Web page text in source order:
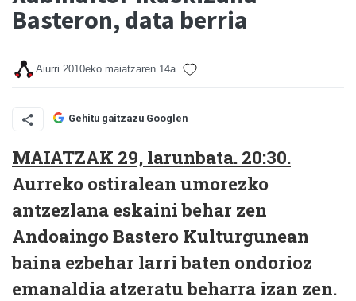
Basteron, data berria
Aiurri 2010eko maiatzaren 14a
Gehitu gaitzazu Googlen
MAIATZAK 29, larunbata. 20:30.
Aurreko ostiralean umorezko
antzezlana eskaini behar zen
Andoaingo Bastero Kulturgunean
baina ezbehar larri baten ondorioz
emanaldia atzeratu beharra izan zen.